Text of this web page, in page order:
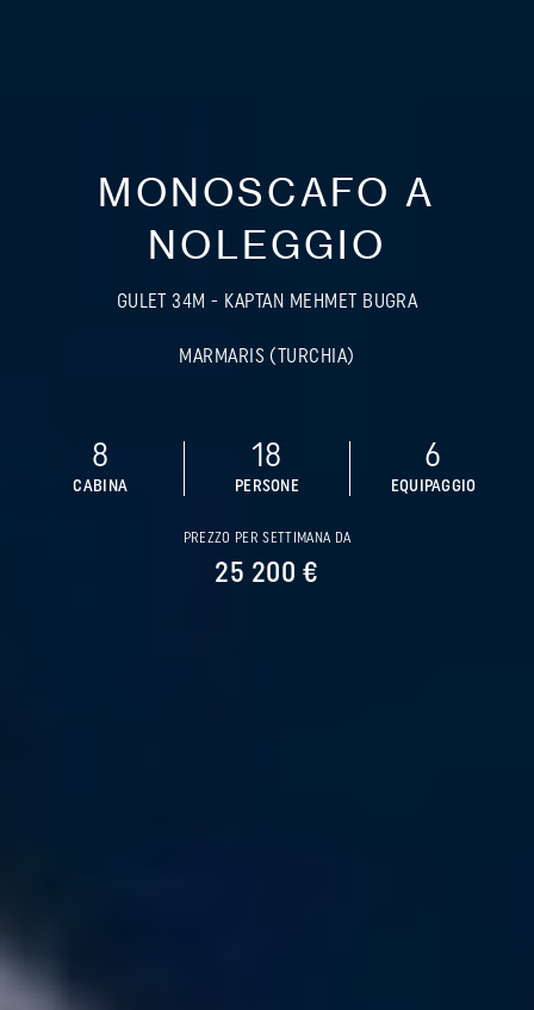
MONOSCAFO A
NOLEGGIO
GULET 34M - KAPTAN MEHMET BUGRA
MARMARIS (TURCHIA)
8
CABINA
18
PERSONE
6
EQUIPAGGIO
PREZZO PER SETTIMANA DA
25 200 €